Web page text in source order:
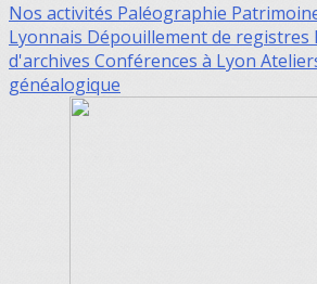
Nos activités Paléographie
Lyonnais Dépouillement de registres
d'archives Conférences à Lyon
généalogique